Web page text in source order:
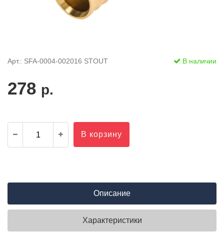
Арт.: SFA-0004-002016 STOUT В наличии
278 р.
В корзину
Описание
Характеристики